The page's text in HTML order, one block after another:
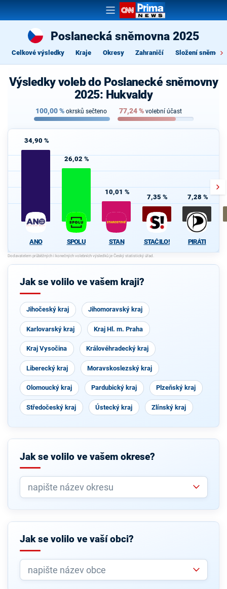
Poslanecká sněmovna 2025
Celkové výsledky Kraje Okresy Zahraničí Složení
Výsledky voleb do Poslanecké sněmovny
2025: Hukvaldy
100,00% okrsků sečteno 77,24% volební účast
34,90 %
ANO
26,02 %
SPOLU
10,01 %
STAN
7,35 %
STAČILO!
7,28 %
PIRÁTI
Jak se volilo ve vašem kraji?
Jihočeský kraj Jihomoravský kraj
Karlovarský kraj Kraj Hl. m. Praha
Kraj Vysočina Královéhradecký kraj
Liberecký kraj Moravskoslezský kraj
Olomoucký kraj Pardubický kraj Plzeňský kraj
Středočeský kraj Ústecký kraj Zlínský kraj
Jak se volilo ve vašem okrese?
Jak se volilo ve vaší obci?